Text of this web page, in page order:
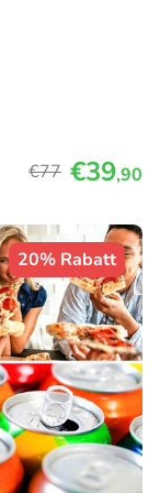
€77 €39,90
20% Rabatt